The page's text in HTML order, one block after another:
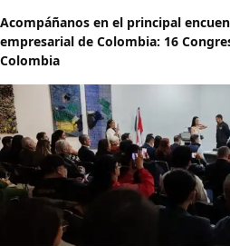
Acompáñanos en el principal
empresarial de Colombia: 16
Colombia